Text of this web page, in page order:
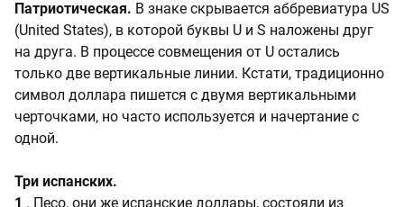
Патриотическая. В знаке скрывается аббревиатура US
(United States), в которой буквы U и S наложены друг
на друга. В процессе совмещения от U остались
только две вертикальные линии. Кстати, традиционно
символ доллара пишется с двумя вертикальными
черточками, но часто используется и начертание с
одной.
Три испанских.
1 . Песо, они же испанские доллары, состояли из